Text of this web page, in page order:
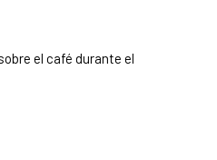
el café durante el